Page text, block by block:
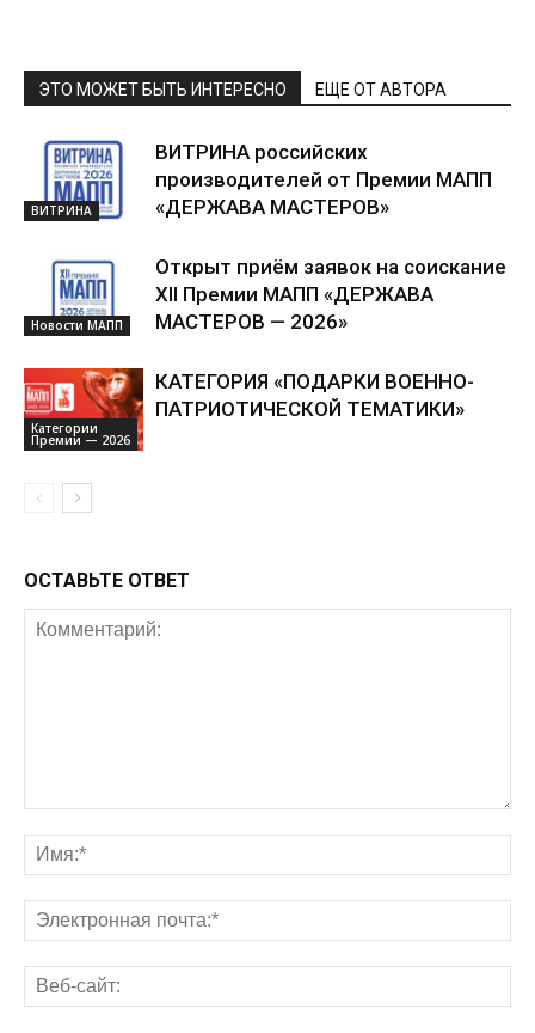
ЭТО МОЖЕТ БЫТЬ ИНТЕРЕСНО ЕЩЕ ОТ АВТОРА
ВИТРИНА
ВИТРИНА российских
производителей от Премии МАПП
«ДЕРЖАВА МАСТЕРОВ»
Новости МАПП
Открыт приём заявок на соискание
XII Премии МАПП «ДЕРЖАВА
МАСТЕРОВ — 2026»
Категории
Премии — 2026
КАТЕГОРИЯ «ПОДАРКИ ВОЕННО-
ПАТРИОТИЧЕСКОЙ ТЕМАТИКИ»
ОСТАВЬТЕ ОТВЕТ